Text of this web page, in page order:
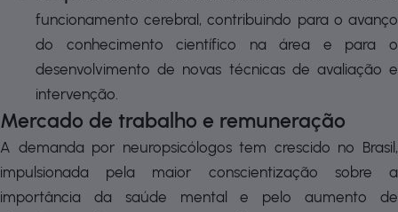
funcionamento cerebral, contribuindo para o avanço
do conhecimento científico na área e para o
desenvolvimento de novas técnicas de avaliação e
intervenção.
Mercado de trabalho e remuneração
A demanda por neuropsicólogos tem crescido no Brasil,
impulsionada pela maior conscientização sobre a
importância da saúde mental e pelo aumento de